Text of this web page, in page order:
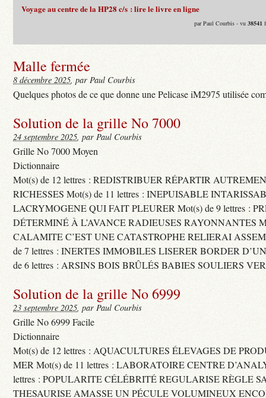
Voyage au centre de la HP28 c/s : lire le livre en ligne
par Paul Courbis - vu38541
Malle fermée
8 décembre 2025, par Paul Courbis
Quelques photos de ce que donne une Pelicase iM2975 utilisée
Solution de la grille No 7000
24 septembre 2025, par Paul Courbis
Grille No 7000 Moyen
Dictionnaire
Mot(s) de 12 lettres : REDISTRIBUER RÉPARTIR
RICHESSES Mot(s) de 11 lettres : INEPUISABLE
LACRYMOGENE QUI FAIT PLEURER Mot(s) de 9 lettres :
DÉTERMINÉ À L’AVANCE RADIEUSES RAYONNANTES
CALAMITE C’EST UNE CATASTROPHE RELIERAI
de 7 lettres : INERTES IMMOBILES LISERER BORDER
de 6 lettres : ARSINS BOIS BRÛLÉS BABIES SOULIERS
Solution de la grille No 6999
23 septembre 2025, par Paul Courbis
Grille No 6999 Facile
Dictionnaire
Mot(s) de 12 lettres : AQUACULTURES ÉLEVAGES DE
MER Mot(s) de 11 lettres : LABORATOIRE CENTRE
lettres : POPULARITE CÉLÉBRITÉ REGULARISE RÈGLE
THESAURISE AMASSE UN PÉCULE VOLUMINEUX